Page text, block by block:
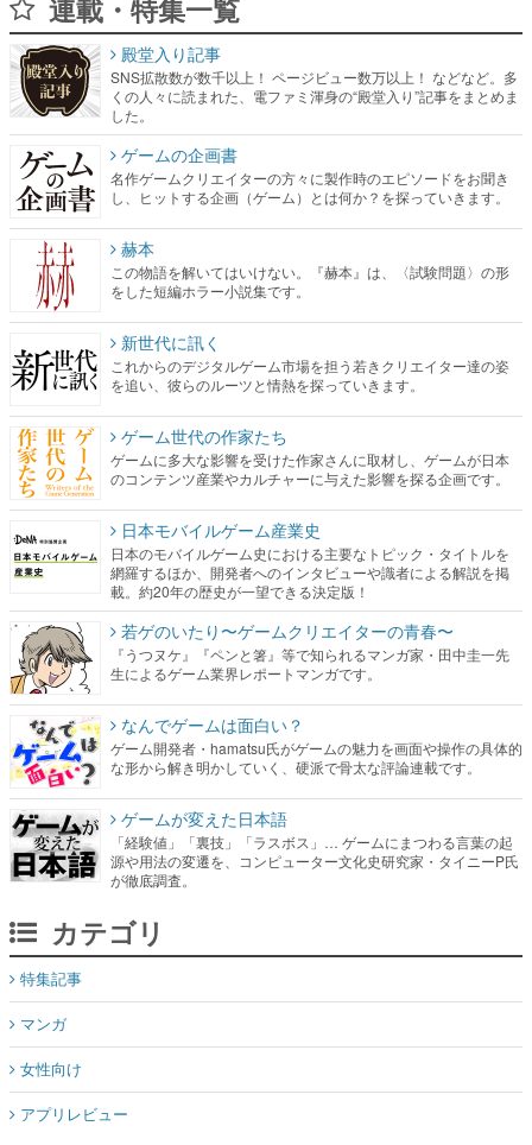
連載・特集一覧
殿堂入り記事
SNS拡散数が数千以上！ ページビュー数万以上！ などなど。多
くの人々に読まれた、電ファミ渾身の“殿堂入り”記事をまとめま
した。
ゲームの企画書
名作ゲームクリエイターの方々に製作時のエピソードをお聞き
し、ヒットする企画（ゲーム）とは何か？を探っていきます。
赫本
この物語を解いてはいけない。『赫本』は、〈試験問題〉の形
をした短編ホラー小説集です。
新世代に訊く
これからのデジタルゲーム市場を担う若きクリエイター達の姿
を追い、彼らのルーツと情熱を探っていきます。
ゲーム世代の作家たち
ゲームに多大な影響を受けた作家さんに取材し、ゲームが日本
のコンテンツ産業やカルチャーに与えた影響を探る企画です。
日本モバイルゲーム産業史
日本のモバイルゲーム史における主要なトピック・タイトルを
網羅するほか、開発者へのインタビューや識者による解説を掲
載。約20年の歴史が一望できる決定版！
若ゲのいたり〜ゲームクリエイターの青春〜
『うつヌケ』『ペンと箸』等で知られるマンガ家・田中圭一先
生によるゲーム業界レポートマンガです。
なんでゲームは面白い？
ゲーム開発者・hamatsu氏がゲームの魅力を画面や操作の具体的
な形から解き明かしていく、硬派で骨太な評論連載です。
ゲームが変えた日本語
「経験値」「裏技」「ラスボス」… ゲームにまつわる言葉の起
源や用法の変遷を、コンピューター文化史研究家・タイニーP氏
が徹底調査。
カテゴリ
特集記事
マンガ
女性向け
アプリレビュー